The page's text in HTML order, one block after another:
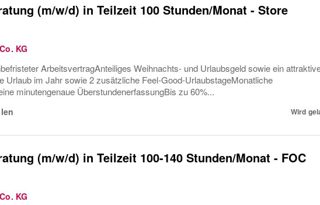
(m/w/d) in Teilzeit 100 Stunden/Monat - Store
KG
ArbeitsvertragAnteiliges Weihnachts- und Urlaubsgeld sowie ein
Urlaub im Jahr sowie 2 zusätzliche Feel-Good-UrlaubstageMonatliche
minutengenaue ÜberstundenerfassungBis zu 60%...
Wird
(m/w/d) in Teilzeit 100-140 Stunden/Monat - FOC
KG